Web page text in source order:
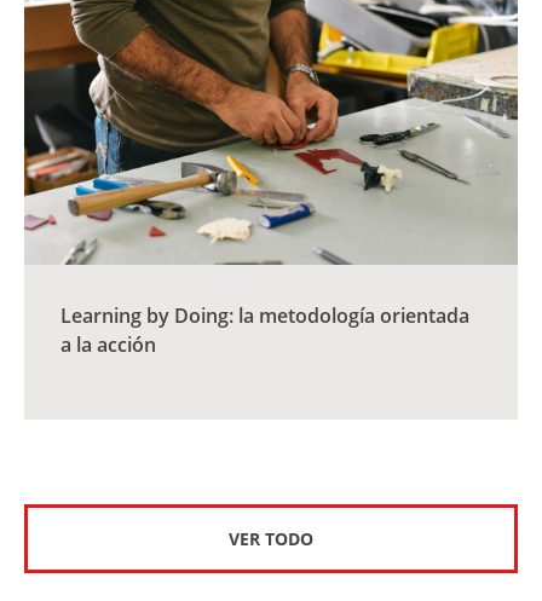
Learning by Doing: la metodología orientada
a la acción
VER TODO